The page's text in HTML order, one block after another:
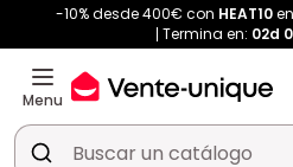
-10% desde 400€ con HEAT10
Termina en: 02d
Menu